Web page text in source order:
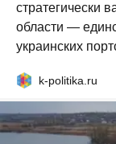
стратегически
области —
украинских
k-politika.ru